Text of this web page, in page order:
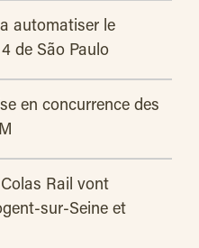
automatiser le
de São Paulo
en concurrence des
Rail vont
sur-Seine et